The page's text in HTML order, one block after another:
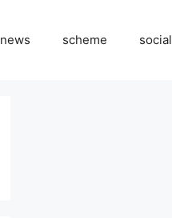
news scheme social